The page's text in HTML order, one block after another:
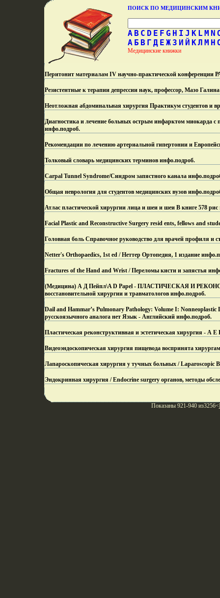
ПОИСК ПО МЕДИЦИНСКИМ
A B C D E F G H I J K L M N
А Б В Г Д Е Ж З И Й КЛ М Н
Медицинские книжки
Перитонит материалам IV научно-практической конференции
Резистентные к терапии депрессии наук, профессор, Мазо
Неотложная абдоминальная хирургия Практикум студентов и
Диагностика и лечение больных острым инфарктом миокарда с
инфо.подроб.
Рекомендации по лечению артериальной гипертонии и
Толковый словарь медицинских терминов инфо.подроб.
Carpal Tunnel Syndrome/Синдром запястного канала инфо.
Общая неврология для студентов медицинских вузов инфо.
Атлас пластической хирургии лица и шеи и шеи В книге 578
Facial Plastic and Reconstructive Surgery resid ents, fellows and
Головная боль Справочное руководство для врачей профиля и
Netter's Orthopaedics, 1st ed / Неттер Ортопедия, 1 издание инфо.
Fractures of the Hand and Wrist / Переломы кисти и запястья
(Медицина) А Д Пейпл\A D Papel - ПЛАСТИЧЕСКАЯ И
восстановительной хирургии и травматологов инфо.подроб.
Dail and Hammar’s Pulmonary Pathology: Volume I:
русскоязычного аналога нет Язык - Английский инфо.подроб.
Пластическая реконструктивная и эстетическая хирургия - А
Видеоэндоскопическая хирургия пищевода воспринята
Лапароскопическая хирургия у тучных больных /
Эндокринная хирургия / Endocrine surgery органов, методы
Показаны 921-940 из3256<